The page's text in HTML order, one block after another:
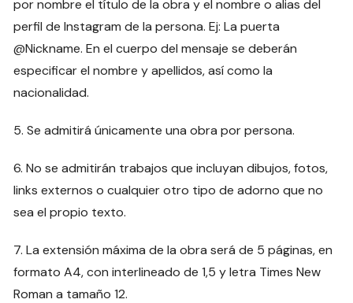
por nombre el título de la obra y el nombre o alias del
perfil de Instagram de la persona. Ej: La puerta
@Nickname. En el cuerpo del mensaje se deberán
especificar el nombre y apellidos, así como la
nacionalidad.
5. Se admitirá únicamente una obra por persona.
6. No se admitirán trabajos que incluyan dibujos, fotos,
links externos o cualquier otro tipo de adorno que no
sea el propio texto.
7. La extensión máxima de la obra será de 5 páginas, en
formato A4, con interlineado de 1,5 y letra Times New
Roman a tamaño 12.